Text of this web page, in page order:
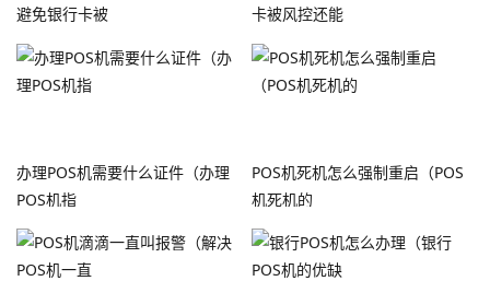
避免银行卡被
卡被风控还能
办理POS机需要什么证件（办理
POS机指
POS机死机怎么强制重启（POS
机死机的